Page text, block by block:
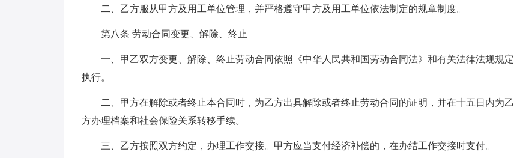
二、乙方服从甲方及用工单位管理，并严格遵守甲方及用工单位依法制定的规章制度。
第八条 劳动合同变更、解除、终止
一、甲乙双方变更、解除、终止劳动合同依照《中华人民共和国劳动合同法》和有关法律法规规定
执行。
二、甲方在解除或者终止本合同时，为乙方出具解除或者终止劳动合同的证明，并在十五日内为乙
方办理档案和社会保险关系转移手续。
三、乙方按照双方约定，办理工作交接。甲方应当支付经济补偿的，在办结工作交接时支付。